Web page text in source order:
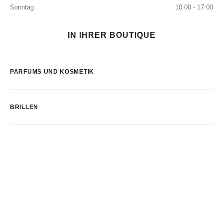
Sonntag
10:00 - 17:00
IN IHRER BOUTIQUE
PARFUMS UND KOSMETIK
BRILLEN